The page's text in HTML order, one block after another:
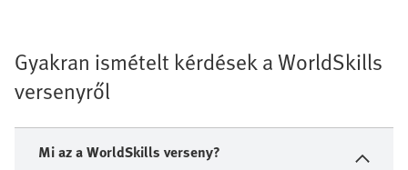
Gyakran ismételt kérdések a WorldSkills
versenyről
Mi az a WorldSkills verseny?